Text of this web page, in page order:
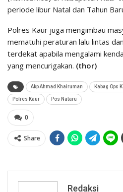
periode libur Natal dan Tahun
Polres Kaur juga mengimbau
mematuhi peraturan lalu lintas
terdekat apabila mengalami
yang mencurigakan. (thor)
Akp Ahmad Khairuman Kabag Ops
Polres Kaur Pos Nataru
0
Share
Redaksi